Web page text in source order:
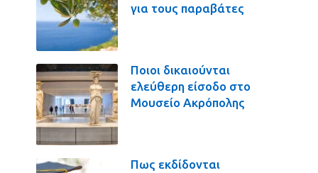
για τους παραβάτες
Ποιοι δικαιούνται
ελεύθερη είσοδο στο
Μουσείο Ακρόπολης
Πως εκδίδονται